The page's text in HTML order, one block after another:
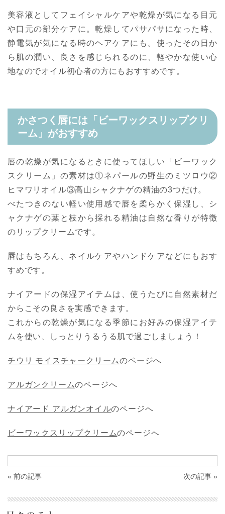
美容液としてフェイシャルケアや乾燥が気になる目元
や口元の部分ケアに。乾燥してパサパサになった時、
静電気が気になる時のヘアケアにも。使ったその日か
ら肌の潤い、良さを感じられるのに、軽やかな使い心
地なのでオイル初心者の方にもおすすめです。
かさつく唇には「ビーワックスリップクリ
ーム」がおすすめ
唇の乾燥が気になるときに使ってほしい「ビーワック
スクリーム」の素材は①ネパールの野生のミツロウ②
ヒマワリオイル③高山シャクナゲの精油の3つだけ。
べたつきのない軽い使用感で唇を柔らかく保湿し、シ
ャクナゲの葉と枝から採れる精油は自然な香りが特徴
のリップクリームです。
唇はもちろん、ネイルケアやハンドケアなどにもおす
すめです。
ナイアードの保湿アイテムは、使うたびに自然素材だ
からこその良さを実感できます。
これからの乾燥が気になる季節にお好みの保湿アイテ
ムを使い、しっとりうるうる肌で過ごしましょう！
チウリ モイスチャークリームのページへ
アルガンクリームのページへ
ナイアード アルガンオイルのページへ
ビーワックスリップクリームのページへ
« 前の記事 次の記事 »